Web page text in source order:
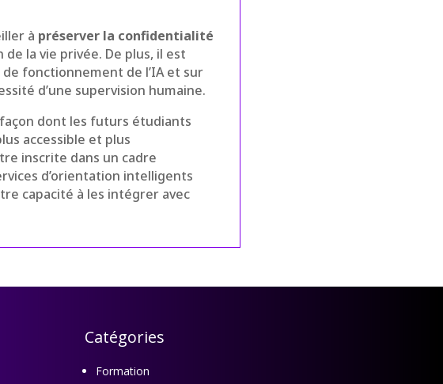
à préserver la confidentialité
la vie privée. De plus, il est
fonctionnement de l’IA et sur
d’une supervision humaine.
dont les futurs étudiants
accessible et plus
inscrite dans un cadre
d’orientation intelligents
capacité à les intégrer avec
Catégories
Formation